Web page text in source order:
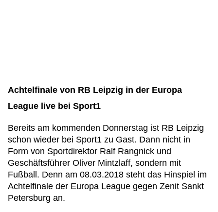
Achtelfinale von RB Leipzig in der Europa
League live bei Sport1
Bereits am kommenden Donnerstag ist RB Leipzig
schon wieder bei Sport1 zu Gast. Dann nicht in
Form von Sportdirektor Ralf Rangnick und
Geschäftsführer Oliver Mintzlaff, sondern mit
Fußball. Denn am 08.03.2018 steht das Hinspiel im
Achtelfinale der Europa League gegen Zenit Sankt
Petersburg an.